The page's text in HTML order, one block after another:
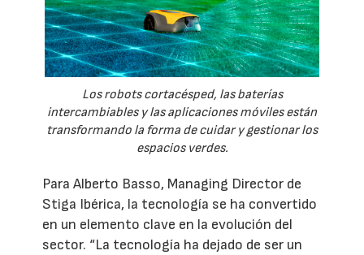
Los robots cortacésped, las baterías
intercambiables y las aplicaciones móviles están
transformando la forma de cuidar y gestionar los
espacios verdes.
Para Alberto Basso, Managing Director de
Stiga Ibérica, la tecnología se ha convertido
en un elemento clave en la evolución del
sector. “La tecnología ha dejado de ser un